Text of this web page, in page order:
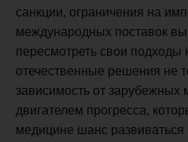
санкции, ограничения на
международных поставок
пересмотреть свои
отечественные решения не
зависимость от зарубежных
двигателем прогресса,
медицине шанс